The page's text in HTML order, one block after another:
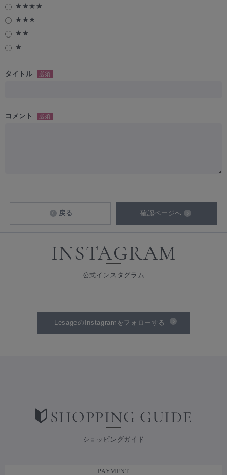
★★★★
★★★
★★
★
タイトル 必須
コメント 必須
戻る 確認ページへ
INSTAGRAM
公式インスタグラム
LesageのInstagramをフォローする
SHOPPING GUIDE
ショッピングガイド
PAYMENT